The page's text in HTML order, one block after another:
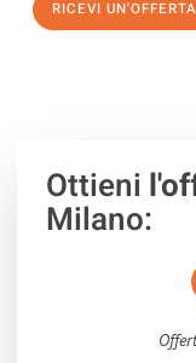
RICEVI
Ottieni
Milano: